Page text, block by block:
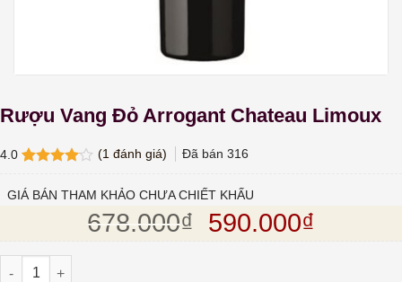
Rượu Vang Đỏ Arrogant Chateau Limoux
4.0
5 dựa
(1 đánh giá) Đã bán 316
GIÁ BÁN THAM KHẢO CHƯA CHIẾT KHẤU
678.000₫ Giá gốc là:
590.000₫
Rượu Vang Đỏ Arrogant Chateau Limoux số lượng